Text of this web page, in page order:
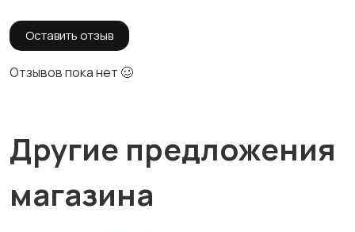
Оставить отзыв
Отзывов пока нет 🥴
Другие предложения
магазина